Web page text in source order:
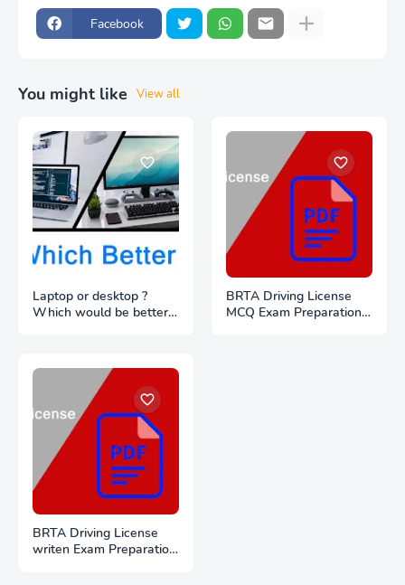
Facebook
You might like View all
Laptop or desktop ?
Which would be better
BRTA Driving License
MCQ Exam Preparation
BRTA Driving License
writen Exam Preparation